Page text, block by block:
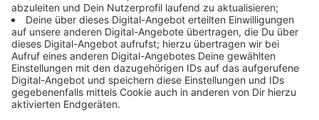
Künstlerinnen und Künstler, die er sehr schätze, vor
weiteren Polarisierungen schützen.
Unklar bleibe allerdings, was die weiteren Absichten
von Kardinal Woelki seien, so "Wir sind Kirche". Es sei
aber schlicht nicht vorstellbar, dass er am 2. März
seine Amtsgeschäfte als Kölner Erzbischof wieder